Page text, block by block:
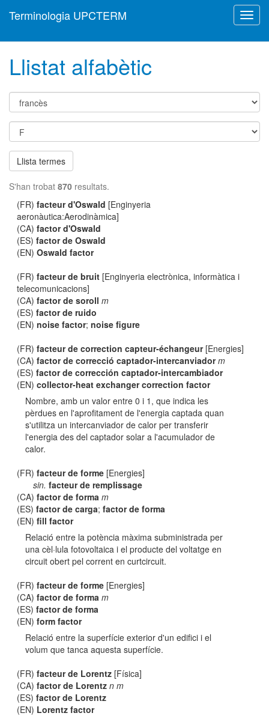
Terminologia UPCTERM
Llistat alfabètic
Llista termes
S'han trobat 870 resultats.
(FR)facteur d'Oswald [Enginyeria
aeronàutica:Aerodinàmica]
(CA)factor d'Oswald
(ES)factor de Oswald
(EN)Oswald factor
(FR)facteur de bruit [Enginyeria electrònica, informàtica i
telecomunicacions]
(CA)factor de soroll m
(ES)factor de ruido
(EN)noise factor;noise figure
(FR)facteur de correction capteur-échangeur[Energies]
(CA)factor de correcció captador-intercanviador m
(ES)factor de corrección captador-intercambiador
(EN)collector-heat exchanger correction factor
Nombre, amb un valor entre 0 i 1, que indica les
pèrdues en l'aprofitament de l'energia captada quan
s'utilitza un intercanviador de calor per transferir
l'energia des del captador solar a l'acumulador de
calor.
(FR)facteur de forme [Energies]
sin. facteur de remplissage
(CA)factor de forma m
(ES)factor de carga;factor de forma
(EN)fill factor
Relació entre la potència màxima subministrada per
una cèl·lula fotovoltaica i el producte del voltatge en
circuit obert pel corrent en curtcircuit.
(FR)facteur de forme [Energies]
(CA)factor de forma m
(ES)factor de forma
(EN)form factor
Relació entre la superfície exterior d'un edifici i el
volum que tanca aquesta superfície.
(FR)facteur de Lorentz [Física]
(CA)factor de Lorentz n m
(ES)factor de Lorentz
(EN) Lorentz factor